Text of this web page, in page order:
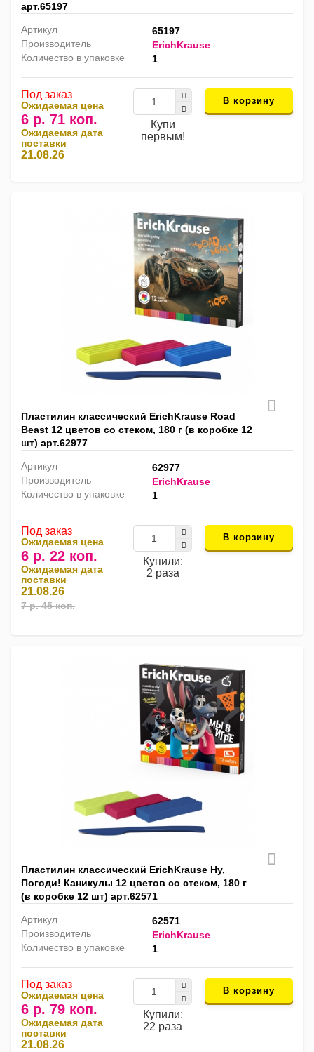
арт.65197
Артикул
65197
Производитель
ErichKrause
Количество в упаковке
1
Под заказ
Ожидаемая цена
6 р. 71 коп.
Ожидаемая дата
поставки
21.08.26
Купи
первым!
В корзину
Пластилин классический ErichKrause Road
Beast 12 цветов со стеком, 180 г (в коробке 12
шт) арт.62977
Артикул
62977
Производитель
ErichKrause
Количество в упаковке
1
Под заказ
Ожидаемая цена
6 р. 22 коп.
Ожидаемая дата
поставки
21.08.26
7 р. 45 коп.
Купили:
2 раза
В корзину
Пластилин классический ErichKrause Ну,
Погоди! Каникулы 12 цветов со стеком, 180 г
(в коробке 12 шт) арт.62571
Артикул
62571
Производитель
ErichKrause
Количество в упаковке
1
Под заказ
Ожидаемая цена
6 р. 79 коп.
Ожидаемая дата
поставки
21.08.26
Купили:
22 раза
В корзину